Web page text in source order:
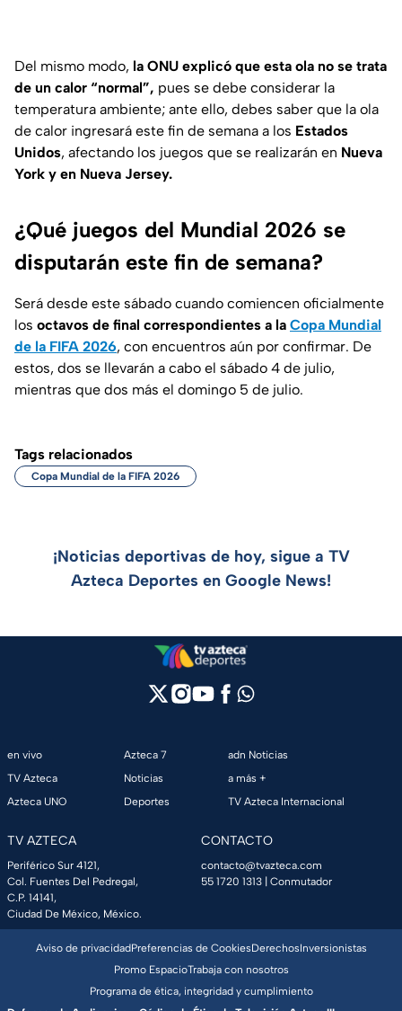
Del mismo modo, la ONU explicó que esta ola no se trata
de un calor “normal”, pues se debe considerar la
temperatura ambiente; ante ello, debes saber que la ola
de calor ingresará este fin de semana a los Estados
Unidos, afectando los juegos que se realizarán en Nueva
York y en Nueva Jersey.
¿Qué juegos del Mundial 2026 se
disputarán este fin de semana?
Será desde este sábado cuando comiencen oficialmente
los octavos de final correspondientes a la Copa Mundial
de la FIFA 2026, con encuentros aún por confirmar. De
estos, dos se llevarán a cabo el sábado 4 de julio,
mientras que dos más el domingo 5 de julio.
Tags relacionados
Copa Mundial de la FIFA 2026
¡Noticias deportivas de hoy, sigue a TV
Azteca Deportes en Google News!
en vivo
TV Azteca
Azteca UNO
Azteca 7
Noticias
Deportes
adn Noticias
a más +
TV Azteca Internacional
TV AZTECA
Periférico Sur 4121,
Col. Fuentes Del Pedregal,
C.P. 14141,
Ciudad De México, México.
CONTACTO
contacto@tvazteca.com
55 1720 1313 | Conmutador
Aviso de privacidadPreferencias de CookiesDerechosInversionistas
Promo EspacioTrabaja con nosotros
Programa de ética, integridad y cumplimiento